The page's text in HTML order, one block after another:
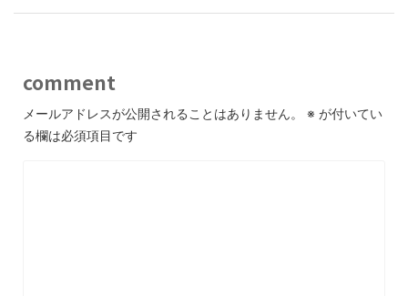
comment
メールアドレスが公開されることはありません。 ※ が付いてい
る欄は必須項目です